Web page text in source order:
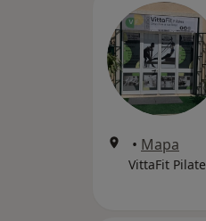
• Mapa
VittaFit